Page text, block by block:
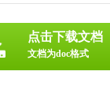
点击下载文档
文档为doc格式